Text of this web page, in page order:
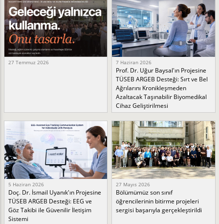
27 Temmuz 2026 7 Haziran 2026
Prof. Dr. Uğur Baysal'ın Projesine
TÜSEB ARGEB Desteği: Sırt ve Bel
Ağrılarını Kronikleşmeden
Azaltacak Taşınabilir Biyomedikal
Cihaz Geliştirilmesi
5 Haziran 2026
Doç. Dr. İsmail Uyanık'ın Projesine
TÜSEB ARGEB Desteği: EEG ve
Göz Takibi ile Güvenilir İletişim
Sistemi
27 Mayıs 2026
Bölümümüz son sınıf
öğrencilerinin bitirme projeleri
sergisi başarıyla gerçekleştirildi